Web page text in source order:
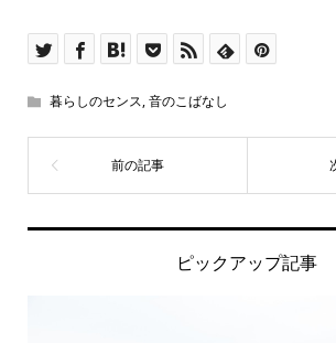
暮らしのセンス,音のこばなし
ピックアップ記事